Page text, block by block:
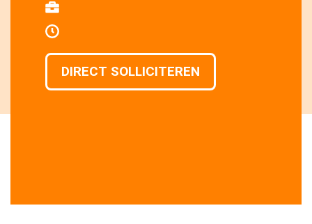
DIRECT SOLLICITEREN